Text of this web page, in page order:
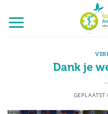
naar
inhoud
Dank je
GEPLAATST